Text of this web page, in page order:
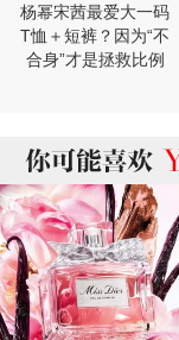
杨幂宋茜最爱大一码
T恤＋短裤？因为“不
合身”才是拯救比例